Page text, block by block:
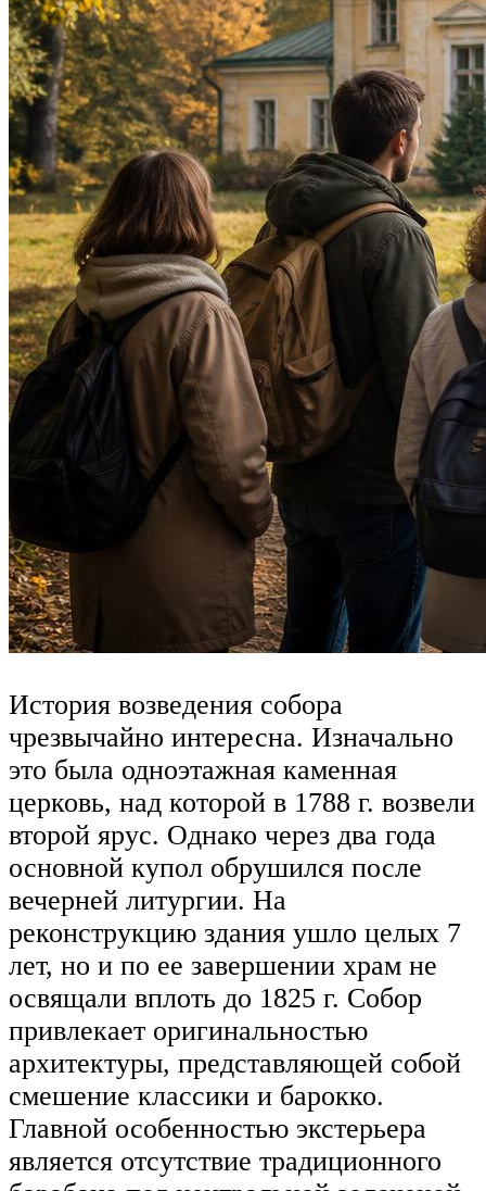
История возведения собора
чрезвычайно интересна. Изначально
это была одноэтажная каменная
церковь, над которой в 1788 г. возвели
второй ярус. Однако через два года
основной купол обрушился после
вечерней литургии. На
реконструкцию здания ушло целых 7
лет, но и по ее завершении храм не
освящали вплоть до 1825 г. Собор
привлекает оригинальностью
архитектуры, представляющей собой
смешение классики и барокко.
Главной особенностью экстерьера
является отсутствие традиционного